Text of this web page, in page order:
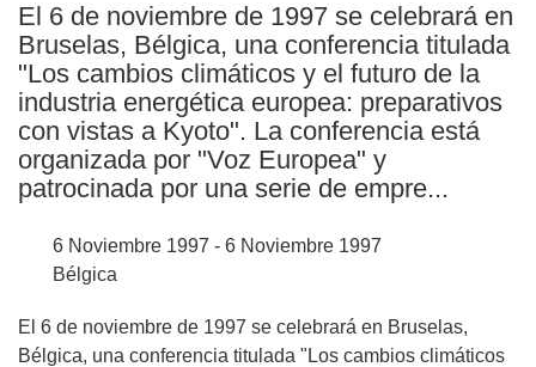
El 6 de noviembre de 1997 se celebrará en
Bruselas, Bélgica, una conferencia titulada
"Los cambios climáticos y el futuro de la
industria energética europea: preparativos
con vistas a Kyoto". La conferencia está
organizada por "Voz Europea" y
patrocinada por una serie de empre...
6 Noviembre 1997 - 6 Noviembre 1997
Bélgica
El 6 de noviembre de 1997 se celebrará en Bruselas,
Bélgica, una conferencia titulada "Los cambios climáticos